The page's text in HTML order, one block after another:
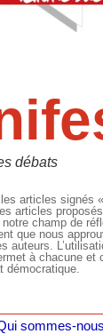
débats
articles signés
articles
champ de
que nous
auteurs.
à chacune et
démocratique.
sommes-